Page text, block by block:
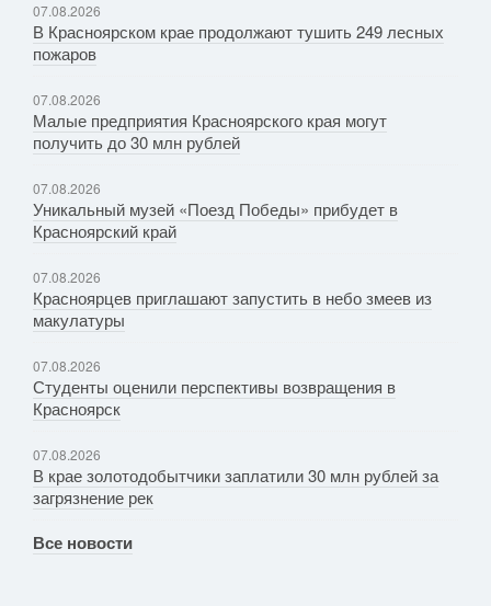
07.08.2026
В Красноярском крае продолжают тушить 249 лесных
пожаров
07.08.2026
Малые предприятия Красноярского края могут
получить до 30 млн рублей
07.08.2026
Уникальный музей «Поезд Победы» прибудет в
Красноярский край
07.08.2026
Красноярцев приглашают запустить в небо змеев из
макулатуры
07.08.2026
Студенты оценили перспективы возвращения в
Красноярск
07.08.2026
В крае золотодобытчики заплатили 30 млн рублей за
загрязнение рек
Все новости